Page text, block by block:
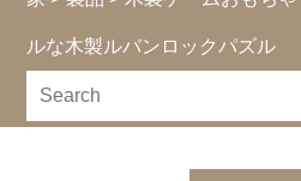
ルな木製ルバンロックパズル